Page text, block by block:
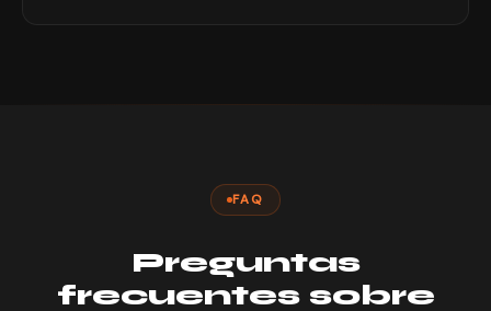
FAQ
Preguntas
frecuentes sobre